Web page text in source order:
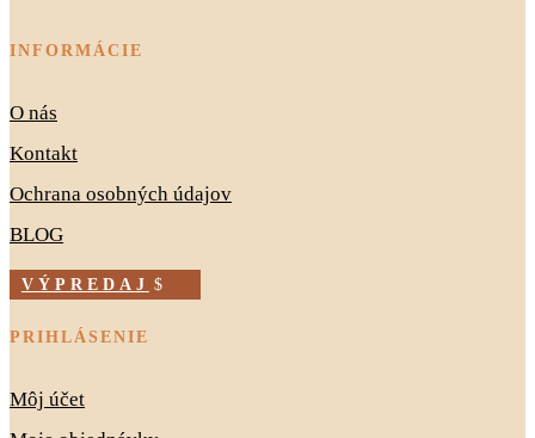
INFORMÁCIE
O nás
Kontakt
Ochrana osobných údajov
BLOG
VÝPREDAJ
PRIHLÁSENIE
Môj účet